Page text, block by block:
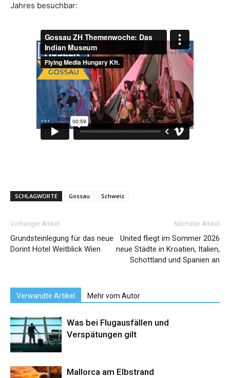
Reiseempfehlungen.
Jahres besuchbar:
SCHLAGWORTE Gossau Schweiz
Vorheriger Artikel
Grundsteinlegung für das neue
Dorint Hotel Weitblick Wien
Nächster Artikel
United fliegt im Sommer 2026
neue Städte in Kroatien, Italien,
Schottland und Spanien an
Verwandte Artikel Mehr vom Autor
Was bei Flugausfällen und
Verspätungen gilt
Mallorca am Elbstrand